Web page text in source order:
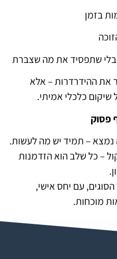
בזמן
שתפסיד את מה שצברת
את ההידרדרות – אלא
כלכלי אמיתי.
פסוק
– תמיד יש מה לעשות.
– כל שלב הוא הזדמנות
עם יחס אישי,
מוכחות.